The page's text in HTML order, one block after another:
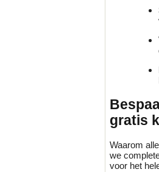
gratis
Waarom
we
voor het